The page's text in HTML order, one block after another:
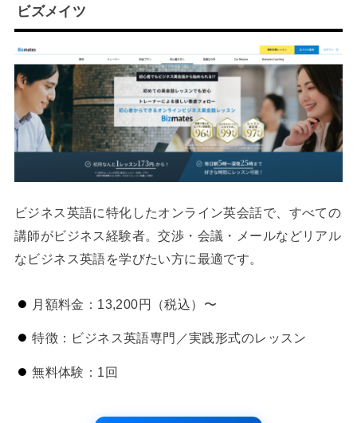
ビズメイツ
ビジネス英語に特化したオンライン英会話で、すべての
講師がビジネス経験者。交渉・会議・メールなどリアル
なビジネス英語を学びたい方に最適です。
月額料金：13,200円（税込）〜
特徴：ビジネス英語専門／実践形式のレッスン
無料体験：1回